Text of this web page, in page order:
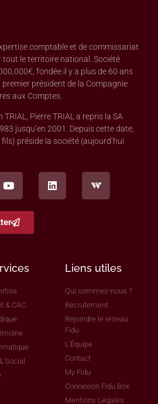
comptable et de commissariat
le territoire national. Société
fondée il y a plus de 60 ans
président de la Compagnie
aux Comptes.
Pierre TRIAL a repris la SA
jusqu’en 2001. Depuis cette date,
préside la société (aujourd’hui
& CAC
Social
Liens utiles
Qui sommes-nous ?
Recrutement
Rejoindre le réseau
Fidu
L'Équipe
Contact
My Fidu
Connexion Fidu Box
Mentions Légales